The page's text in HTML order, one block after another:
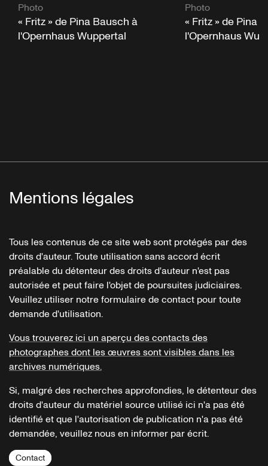
Photo
« Fritz » de Pina Bausch à
l'Opernhaus Wuppertal
Photo
« Fritz » de Pina
l'Opernhaus
Mentions légales
Tous les contenus de ce site web sont protégés par des
droits d'auteur. Toute utilisation sans accord écrit
préalable du détenteur des droits d'auteur n'est pas
autorisée et peut faire l'objet de poursuites judiciaires.
Veuillez utiliser notre formulaire de contact pour toute
demande d'utilisation.
Vous trouverez ici un aperçu des contacts des
photographes dont les œuvres sont visibles dans les
archives numériques.
Si, malgré des recherches approfondies, le détenteur des
droits d'auteur du matériel source utilisé ici n'a pas été
identifié et que l'autorisation de publication n'a pas été
demandée, veuillez nous en informer par écrit.
Contact